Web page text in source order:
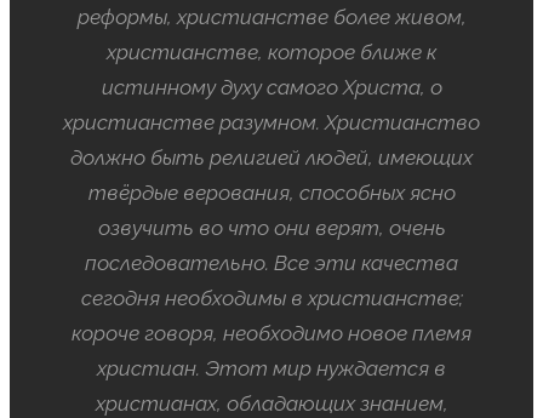
реформы, христианстве более живом,
христианстве, которое ближе к
истинному духу самого Христа, о
христианстве разумном. Христианство
должно быть религией людей, имеющих
твёрдые верования, способных ясно
озвучить во что они верят, очень
последовательно. Все эти качества
сегодня необходимы в христианстве;
короче говоря, необходимо новое племя
христиан. Этот мир нуждается в
христианах, обладающих знанием,